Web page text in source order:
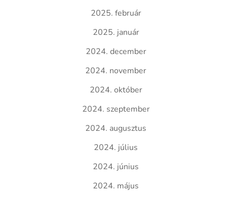
2025. február
2025. január
2024. december
2024. november
2024. október
2024. szeptember
2024. augusztus
2024. július
2024. június
2024. május